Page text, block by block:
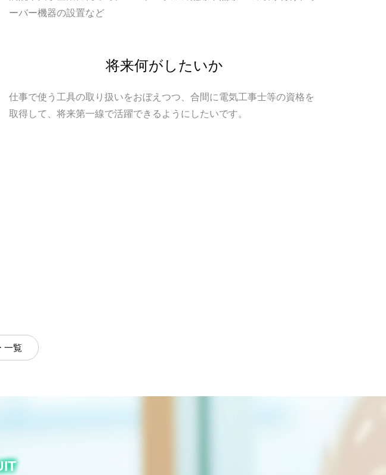
ーバー機器の設置など
将来何がしたいか
仕事で使う工具の取り扱いをおぼえつつ、合間に電気工事士等の資格を
取得して、将来第一線で活躍できるようにしたいです。
一覧